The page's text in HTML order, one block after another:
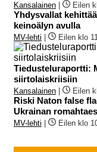
Kansalainen Eilen
Yhdysvallat
keinoälyn avulla
MV-lehti Eilen klo
Tiedusteluraportti:
siirtolaiskriisiin
Kansalainen Eilen
Riski Naton false
Ukrainan
MV-lehti Eilen klo